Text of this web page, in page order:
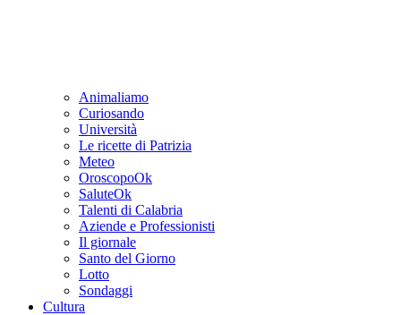
Animaliamo
Curiosando
Università
Le ricette di Patrizia
Meteo
OroscopoOk
SaluteOk
Talenti di Calabria
Aziende e Professionisti
Il giornale
Santo del Giorno
Lotto
Sondaggi
Cultura